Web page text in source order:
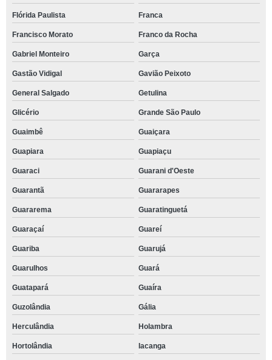
Flórida Paulista Franca
Francisco Morato Franco da Rocha
Gabriel Monteiro Garça
Gastão Vidigal Gavião Peixoto
General Salgado Getulina
Glicério Grande São Paulo
Guaimbê Guaiçara
Guapiara Guapiaçu
Guaraci Guarani d'Oeste
Guarantã Guararapes
Guararema Guaratinguetá
Guaraçaí Guareí
Guariba Guarujá
Guarulhos Guará
Guatapará Guaíra
Guzolândia Gália
Herculândia Holambra
Hortolândia Iacanga